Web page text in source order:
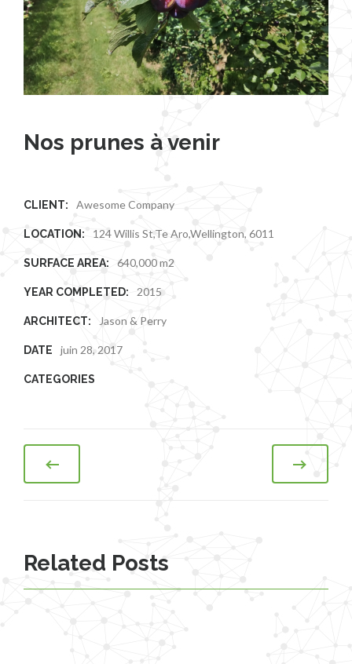
Nos prunes à venir
CLIENT: Awesome Company
LOCATION: 124 Willis St,Te Aro,Wellington, 6011
SURFACE AREA: 640,000 m2
YEAR COMPLETED: 2015
ARCHITECT: Jason & Perry
DATE juin 28, 2017
CATEGORIES
Related Posts